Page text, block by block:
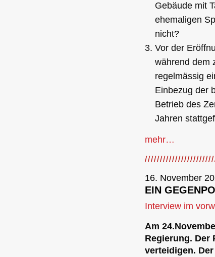
Gebäude mit
ehemaligen
nicht?
Vor der
während dem
regelmässig
Einbezug der
Betrieb des
Jahren
mehr…
16. November
EIN
Interview im
Am
Regierung. Der
verteidigen.